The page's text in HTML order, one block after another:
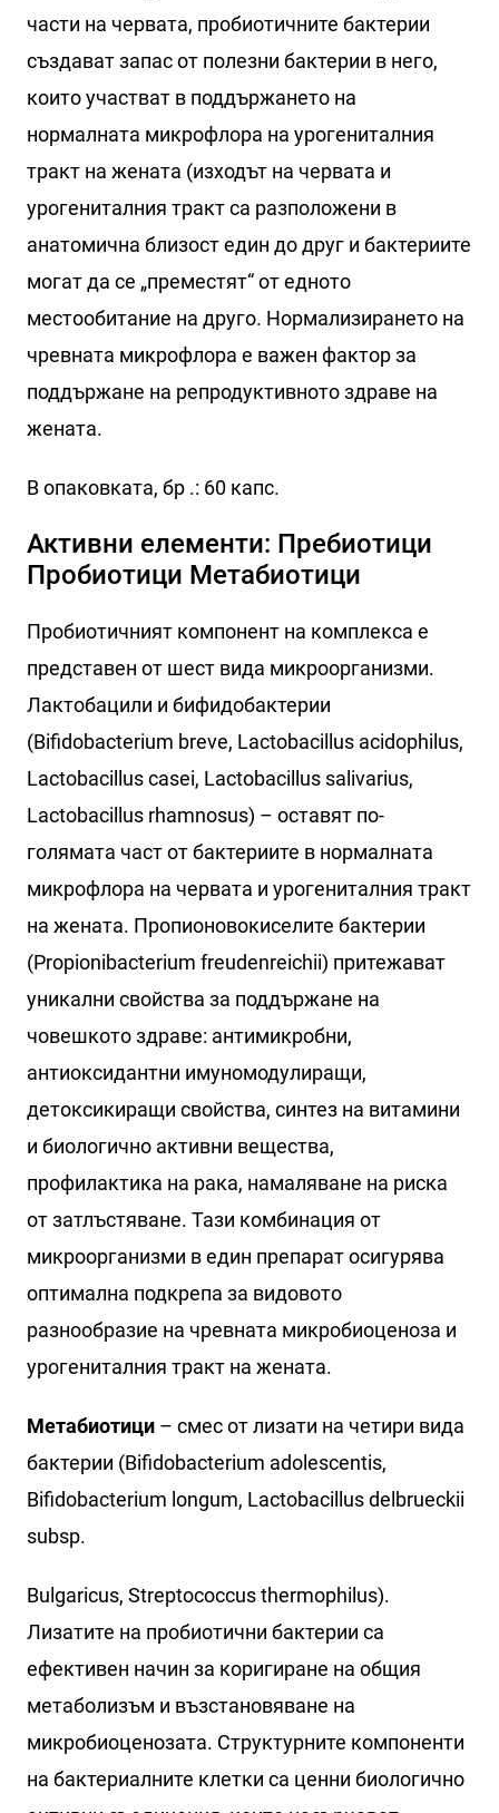
части на червата, пробиотичните бактерии
създават запас от полезни бактерии в него,
които участват в поддържането на
нормалната микрофлора на урогениталния
тракт на жената (изходът на червата и
урогениталния тракт са разположени в
анатомична близост един до друг и бактериите
могат да се „преместят“ от едното
местообитание на друго. Нормализирането на
чревната микрофлора е важен фактор за
поддържане на репродуктивното здраве на
жената.
В опаковката, бр .: 60 капс.
Активни елементи: Пребиотици
Пробиотици Метабиотици
Пробиотичният компонент на комплекса е
представен от шест вида микроорганизми.
Лактобацили и бифидобактерии
(Bifidobacterium breve, Lactobacillus acidophilus,
Lactobacillus casei, Lactobacillus salivarius,
Lactobacillus rhamnosus) – оставят по-
голямата част от бактериите в нормалната
микрофлора на червата и урогениталния тракт
на жената. Пропионовокиселите бактерии
(Propionibacterium freudenreichii) притежават
уникални свойства за поддържане на
човешкото здраве: антимикробни,
антиоксидантни имуномодулиращи,
детоксикиращи свойства, синтез на витамини
и биологично активни вещества,
профилактика на рака, намаляване на риска
от затлъстяване. Тази комбинация от
микроорганизми в един препарат осигурява
оптимална подкрепа за видовото
разнообразие на чревната микробиоценоза и
урогениталния тракт на жената.
Метабиотици – смес от лизати на четири вида
бактерии (Bifidobacterium adolescentis,
Bifidobacterium longum, Lactobacillus delbrueckii
subsp.
Bulgaricus, Streptococcus thermophilus).
Лизатите на пробиотични бактерии са
ефективен начин за коригиране на общия
метаболизъм и възстановяване на
микробиоценозата. Структурните компоненти
на бактериалните клетки са ценни биологично